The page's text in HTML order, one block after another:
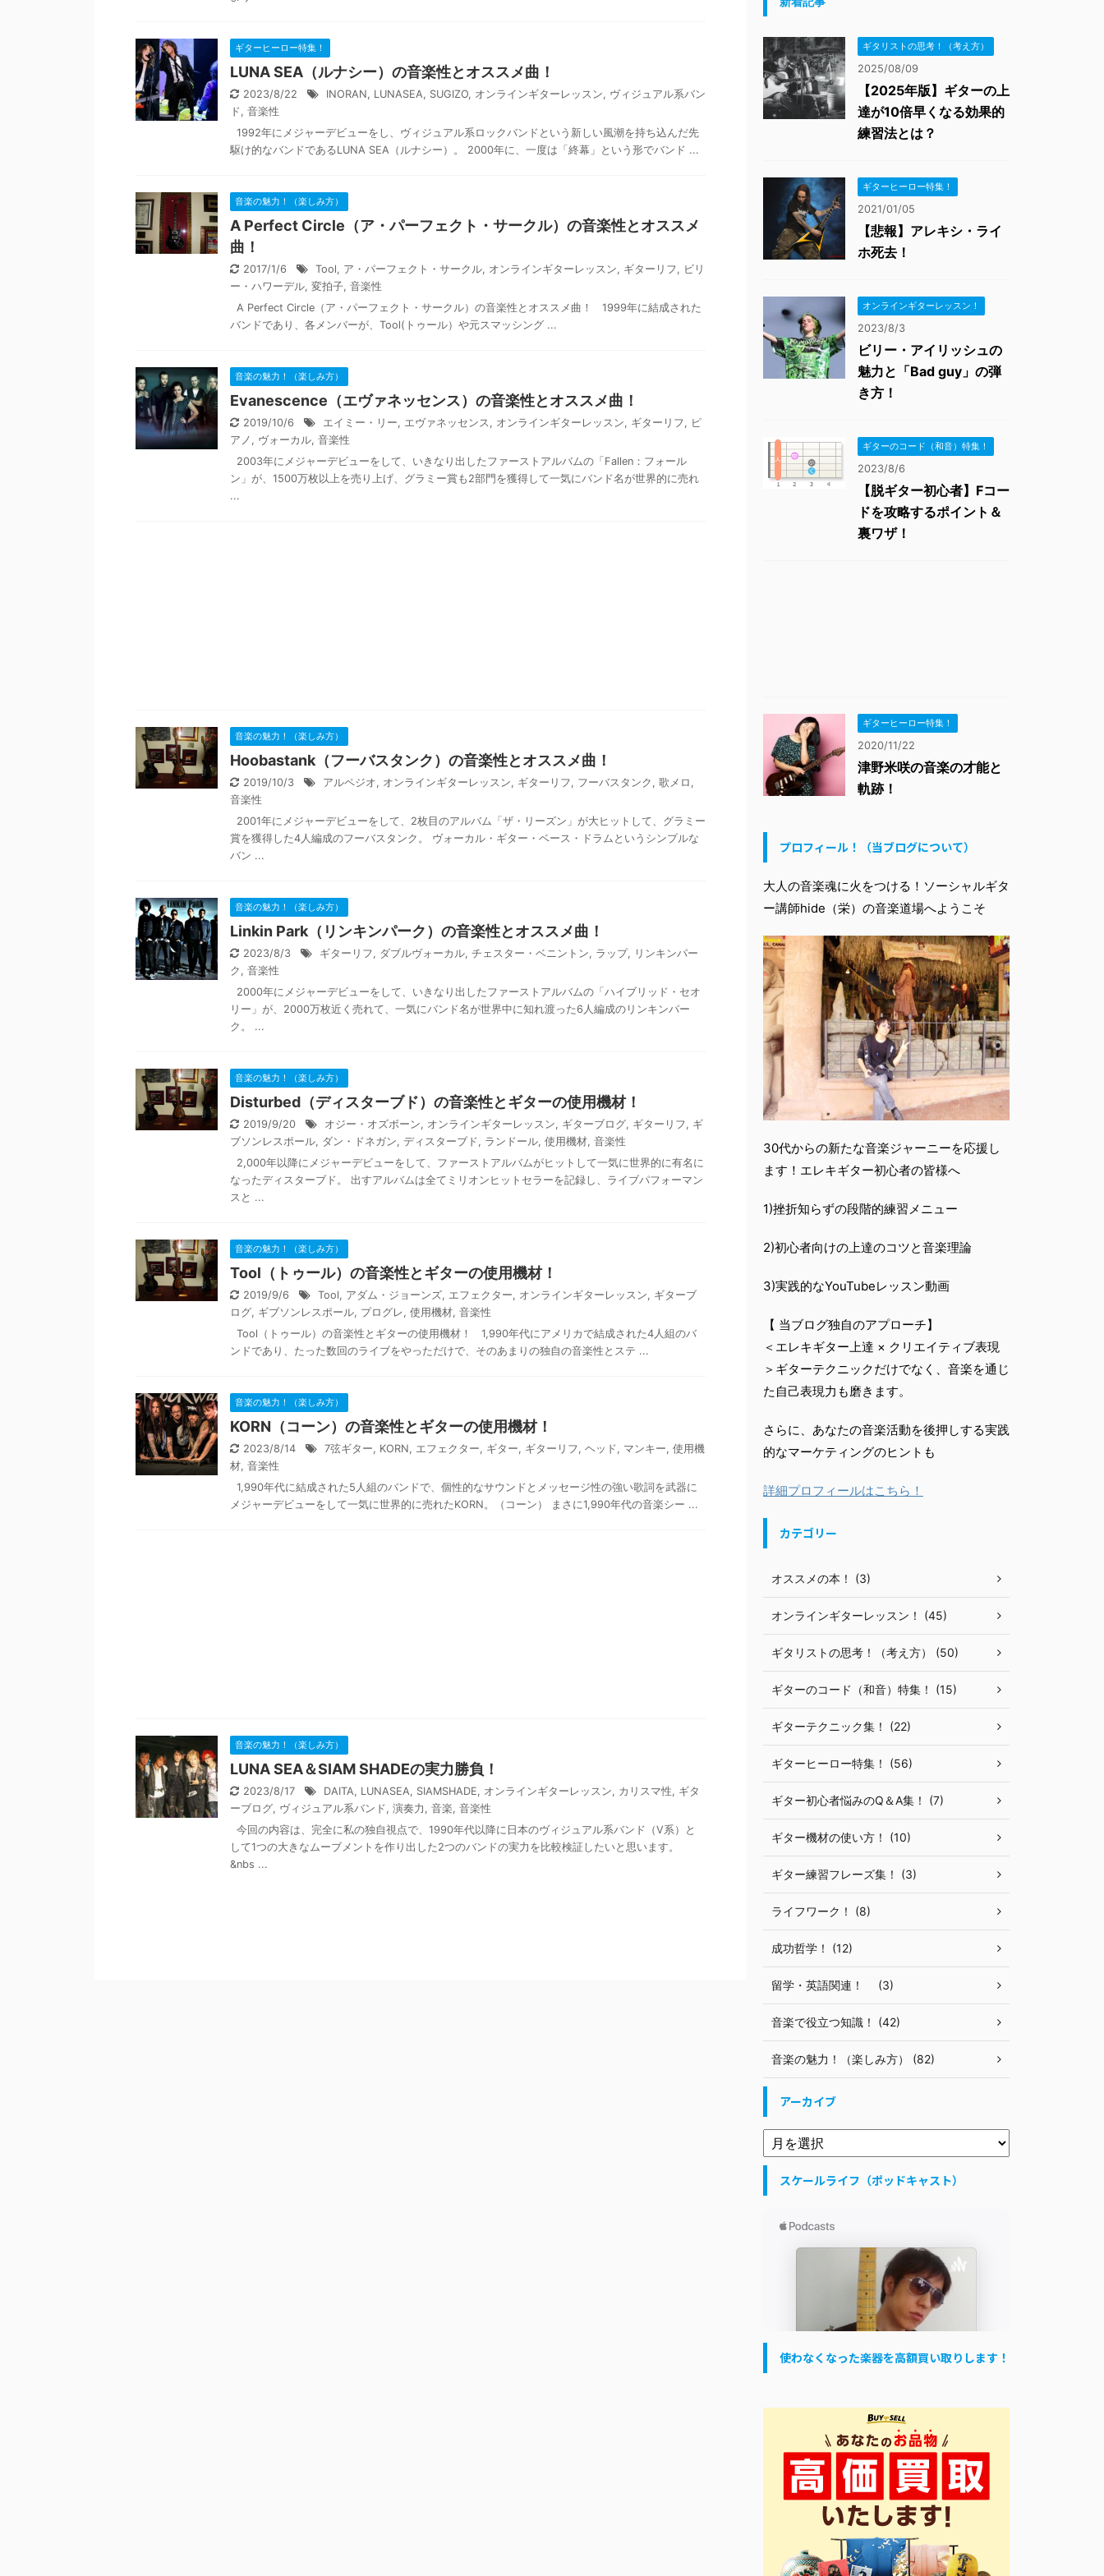
ギターヒーロー特集！
LUNA SEA（ルナシー）の音楽性とオススメ曲！
2023/8/22 INORAN, LUNASEA, SUGIZO, オンラインギターレッスン, ヴィジュアル系バン
ド, 音楽性
1992年にメジャーデビューをし、ヴィジュアル系ロックバンドという新しい風潮を持ち込んだ先
駆け的なバンドであるLUNA SEA（ルナシー）。 2000年に、一度は「終幕」という形でバンド ...
音楽の魅力！（楽しみ方）
A Perfect Circle（ア・パーフェクト・サークル）の音楽性とオススメ
曲！
2017/1/6 Tool, ア・パーフェクト・サークル, オンラインギターレッスン, ギターリフ, ビリ
ー・ハワーデル, 変拍子, 音楽性
A Perfect Circle（ア・パーフェクト・サークル）の音楽性とオススメ曲！ 1999年に結成された
バンドであり、各メンバーが、Tool(トゥール）や元スマッシング ...
音楽の魅力！（楽しみ方）
Evanescence（エヴァネッセンス）の音楽性とオススメ曲！
2019/10/6 エイミー・リー, エヴァネッセンス, オンラインギターレッスン, ギターリフ, ピ
アノ , ヴォーカル, 音楽性
2003年にメジャーデビューをして、いきなり出したファーストアルバムの「Fallen：フォール
ン」が、1500万枚以上を売り上げ、グラミー賞も2部門を獲得して一気にバンド名が世界的に売れ
...
音楽の魅力！（楽しみ方）
Hoobastank（フーバスタンク）の音楽性とオススメ曲！
2019/10/3 アルペジオ, オンラインギターレッスン, ギターリフ, フーバスタンク , 歌メロ ,
音楽性
2001年にメジャーデビューをして、2枚目のアルバム「ザ・リーズン」が大ヒットして、グラミー
賞を獲得した4人編成のフーバスタンク。 ヴォーカル・ギター・ベース・ドラムというシンプルな
バン ...
音楽の魅力！（楽しみ方）
Linkin Park（リンキンパーク）の音楽性とオススメ曲！
2023/8/3 ギターリフ, ダブルヴォーカル, チェスター・ベニントン, ラップ, リンキンパー
ク , 音楽性
2000年にメジャーデビューをして、いきなり出したファーストアルバムの「ハイブリッド・セオ
リー」が、2000万枚近く売れて、一気にバンド名が世界中に知れ渡った6人編成のリンキンパー
ク。 ...
音楽の魅力！（楽しみ方）
Disturbed（ディスターブド）の音楽性とギターの使用機材！
2019/9/20 オジー・オズボーン, オンラインギターレッスン, ギターブログ, ギターリフ, ギ
ブソンレスポール, ダン・ドネガン, ディスターブド, ランドール, 使用機材, 音楽性
2,000年以降にメジャーデビューをして、ファーストアルバムがヒットして一気に世界的に有名に
なったディスターブド。 出すアルバムは全てミリオンヒットセラーを記録し、ライブパフォーマン
スと ...
音楽の魅力！（楽しみ方）
Tool（トゥール）の音楽性とギターの使用機材！
2019/9/6 Tool, アダム・ジョーンズ, エフェクター, オンラインギターレッスン, ギターブ
ログ, ギブソンレスポール, プログレ, 使用機材, 音楽性
Tool（トゥール）の音楽性とギターの使用機材！ 1,990年代にアメリカで結成された4人組のバ
ンドであり、たった数回のライブをやっただけで、そのあまりの独自の音楽性とステ ...
音楽の魅力！（楽しみ方）
KORN（コーン）の音楽性とギターの使用機材！
2023/8/14 7弦ギター, KORN, エフェクター, ギター, ギターリフ, ヘッド, マンキー, 使用機
材, 音楽性
1,990年代に結成された5人組のバンドで、個性的なサウンドとメッセージ性の強い歌詞を武器に
メジャーデビューをして一気に世界的に売れたKORN。（コーン） まさに1,990年代の音楽シー ...
音楽の魅力！（楽しみ方）
LUNA SEA＆SIAM SHADEの実力勝負！
2023/8/17 DAITA, LUNASEA, SIAMSHADE, オンラインギターレッスン, カリスマ性, ギタ
ーブログ, ヴィジュアル系バンド, 演奏力 , 音楽, 音楽性
今回の内容は、完全に私の独自視点で、1990年代以降に日本のヴィジュアル系バンド（V系）と
して1つの大きなムーブメントを作り出した2つのバンドの実力を比較検証したいと思います。
&nbs ...
ギタリストの思考！（考え方）
2025/08/09
【2025年版】ギターの上
達が10倍早くなる効果的
練習法とは？
ギターヒーロー特集！
2021/01/05
【悲報】アレキシ・ライ
ホ死去！
オンラインギターレッスン！
2023/8/3
ビリー・アイリッシュの
魅力と「Bad guy」の弾
き方！
ギターのコード（和音）特集！
2023/8/6
【脱ギター初心者】Fコー
ドを攻略するポイント＆
裏ワザ！
ギターヒーロー特集！
2020/11/22
津野米咲の音楽の才能と
軌跡！
プロフィール！（当ブログについて）
大人の音楽魂に火をつける！ソーシャルギタ
ー講師hide（栄）の音楽道場へようこそ
30代からの新たな音楽ジャーニーを応援し
ます！エレキギター初心者の皆様へ
1)挫折知らずの段階的練習メニュー
2)初心者向けの上達のコツと音楽理論
3)実践的なYouTubeレッスン動画
【 当ブログ独自のアプローチ】
＜エレキギター上達 × クリエイティブ表現
＞ギターテクニックだけでなく、音楽を通じ
た自己表現力も磨きます。
さらに、あなたの音楽活動を後押しする実践
的なマーケティングのヒントも
詳細プロフィールはこちら！
カテゴリー
オススメの本！ (3)
オンラインギターレッスン！ (45)
ギタリストの思考！（考え方） (50)
ギターのコード（和音）特集！ (15)
ギターテクニック集！ (22)
ギターヒーロー特集！ (56)
ギター初心者悩みのQ＆A集！ (7)
ギター機材の使い方！ (10)
ギター練習フレーズ集！ (3)
ライフワーク！ (8)
成功哲学！ (12)
留学・英語関連！ (3)
音楽で役立つ知識！ (42)
音楽の魅力！（楽しみ方） (82)
アーカイブ
スケールライフ（ポッドキャスト）
使わなくなった楽器を高額買い取りします！